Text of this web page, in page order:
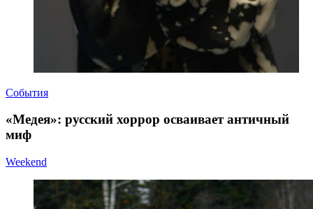
События
«Медея»: русский хоррор осваивает античный
миф
Weekend